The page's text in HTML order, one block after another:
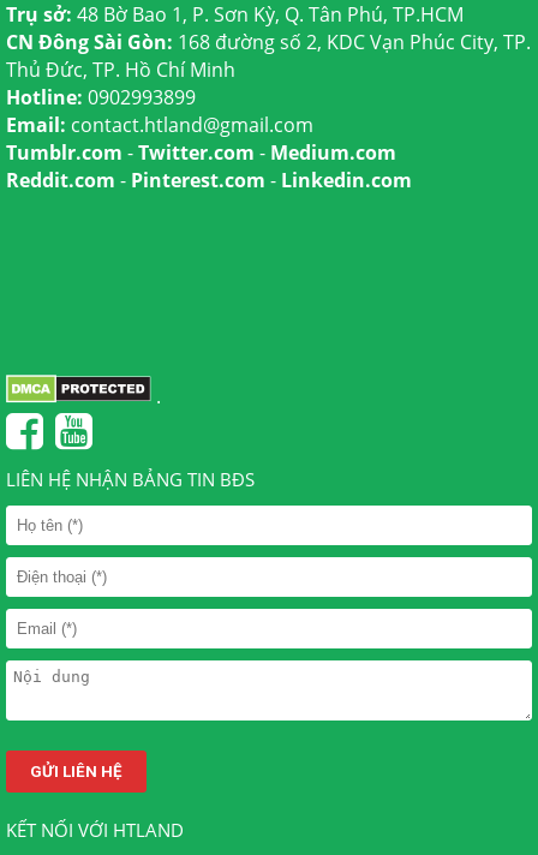
Trụ sở: 48 Bờ Bao 1, P. Sơn Kỳ, Q. Tân Phú, TP.HCM
CN Đông Sài Gòn: 168 đường số 2, KDC Vạn Phúc City, TP.
Thủ Đức, TP. Hồ Chí Minh
Hotline: 0902993899
Email: contact.htland@gmail.com
Tumblr.com -Twitter.com - Medium.com
Reddit.com - Pinterest.com - Linkedin.com
.
LIÊN HỆ NHẬN BẢNG TIN BĐS
KẾT NỐI VỚI HTLAND